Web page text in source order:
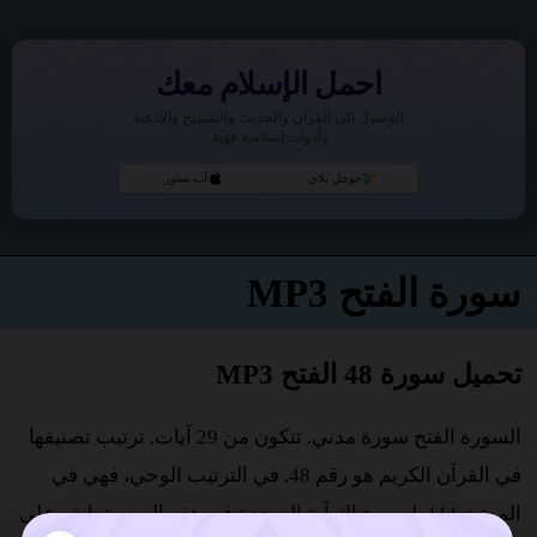
احمل الإسلام معك
الوصول إلى القرآن والحديث والتسبيح والأدعية
وأدوات إسلامية قوية.
جوجل بلاي آب ستور
سورة الفتح MP3
تحميل سورة 48 الفتح MP3
السورة الفتح سورة مدني. تتكون من 29 آيات. ترتيب تصنيفها
في القرآن الكريم هو رقم 48. في الترتيب الوحي، فهي في
المرتبة 111. ليس هناك آية السجدة في هذه السورة. انقر على